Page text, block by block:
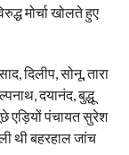
मोर्चा खोलते हुए
दिलीप, सोनू, तारा
दयानंद, बुद्धू
एड़ियों पंचायत सुरेश
थी बहरहाल जांच